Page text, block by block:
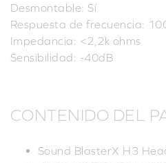
Desmontable: Sí
Respuesta de frecuencia:
Impedancia: <2,2k ohms
Sensibilidad: -40dB
CONTENIDO DEL
Sound BlasterX H3